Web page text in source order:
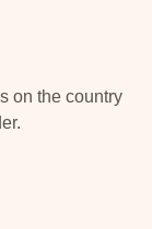
on the country